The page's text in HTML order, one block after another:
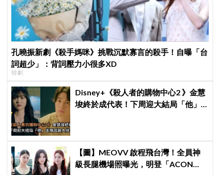
孔曉振新劇《殺手媽咪》挑戰沉默寡言的殺手！自曝「台
詞超少」：背詞壓力小很多XD
韓劇
Disney+《殺人者的購物中心2 》金慧
埈終於成代表！下周迎大結局「他」
【圖】MEOVV 啟程飛台灣！全員神
級長腿機場照曝光，明登「ACON